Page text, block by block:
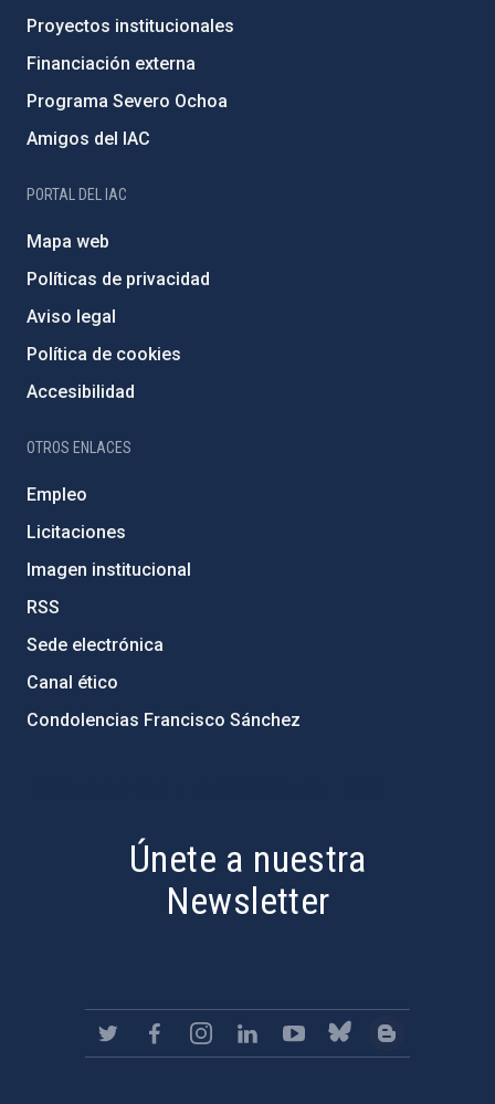
Proyectos institucionales
Financiación externa
Programa Severo Ochoa
Amigos del IAC
PORTAL DEL IAC
Mapa web
Políticas de privacidad
Aviso legal
Política de cookies
Accesibilidad
OTROS ENLACES
Empleo
Licitaciones
Imagen institucional
RSS
Sede electrónica
Canal ético
Condolencias Francisco Sánchez
Únete a nuestra
Newsletter